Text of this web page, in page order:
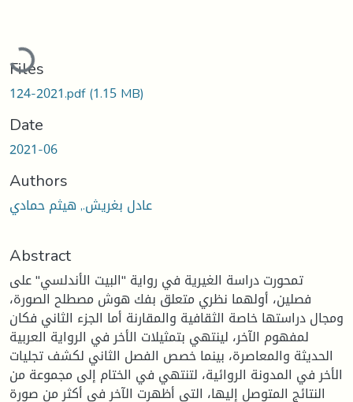
Files
124-2021.pdf(1.15 MB)
Date
2021-06
Authors
عادل بغريش., هيثم حمادي
Abstract
تمحورت دراسة الغيرية في رواية "البيت الأندلسي" على
فصلين، أولهما نظري متعلق بفك هوش مصطلح الصورة،
ومجال دراستها خاصة الثقافية والمقارنة أما الجزء الثاني فكان
لمفهوم الآخر، لينتهي بتمثيلات الأخر في الرواية العربية
الحديثة والمعاصرة، بينما خصص الفصل الثاني لكشف تجليات
الأخر في المدونة الروائية، لتنتهي في الختام إلى مجموعة من
النتائج المتوصل إليها، التي أظهرت الآخر في أكثر من صورة